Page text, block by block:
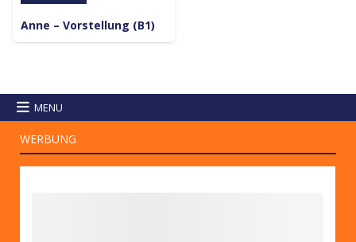
Anne – Vorstellung (B1)
MENU
WERBUNG